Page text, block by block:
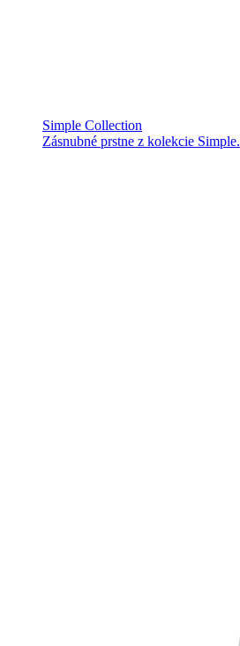
Simple Collection
Zásnubné prstne z kolekcie Simple.